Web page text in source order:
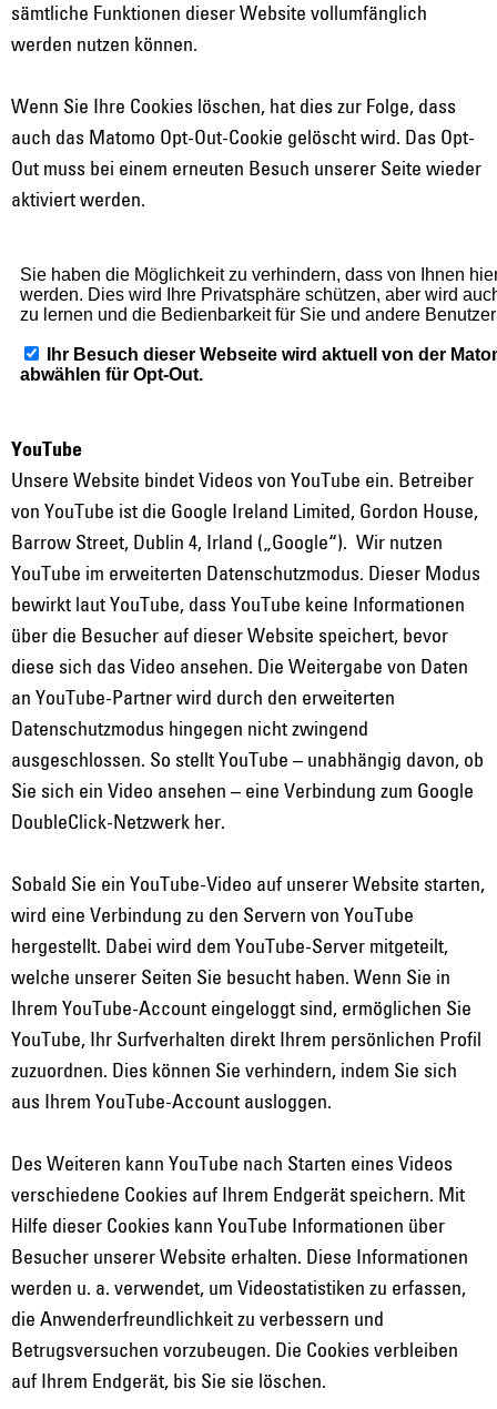
sämtliche Funktionen dieser Website vollumfänglich
werden nutzen können.
Wenn Sie Ihre Cookies löschen, hat dies zur Folge, dass
auch das Matomo Opt-Out-Cookie gelöscht wird. Das Opt-
Out muss bei einem erneuten Besuch unserer Seite wieder
aktiviert werden.
YouTube
Unsere Website bindet Videos von YouTube ein. Betreiber
von YouTube ist die Google Ireland Limited, Gordon House,
Barrow Street, Dublin 4, Irland („Google“). Wir nutzen
YouTube im erweiterten Datenschutzmodus. Dieser Modus
bewirkt laut YouTube, dass YouTube keine Informationen
über die Besucher auf dieser Website speichert, bevor
diese sich das Video ansehen. Die Weitergabe von Daten
an YouTube-Partner wird durch den erweiterten
Datenschutzmodus hingegen nicht zwingend
ausgeschlossen. So stellt YouTube – unabhängig davon, ob
Sie sich ein Video ansehen – eine Verbindung zum Google
DoubleClick-Netzwerk her.
Sobald Sie ein YouTube-Video auf unserer Website starten,
wird eine Verbindung zu den Servern von YouTube
hergestellt. Dabei wird dem YouTube-Server mitgeteilt,
welche unserer Seiten Sie besucht haben. Wenn Sie in
Ihrem YouTube-Account eingeloggt sind, ermöglichen Sie
YouTube, Ihr Surfverhalten direkt Ihrem persönlichen Profil
zuzuordnen. Dies können Sie verhindern, indem Sie sich
aus Ihrem YouTube-Account ausloggen.
Des Weiteren kann YouTube nach Starten eines Videos
verschiedene Cookies auf Ihrem Endgerät speichern. Mit
Hilfe dieser Cookies kann YouTube Informationen über
Besucher unserer Website erhalten. Diese Informationen
werden u. a. verwendet, um Videostatistiken zu erfassen,
die Anwenderfreundlichkeit zu verbessern und
Betrugsversuchen vorzubeugen. Die Cookies verbleiben
auf Ihrem Endgerät, bis Sie sie löschen.